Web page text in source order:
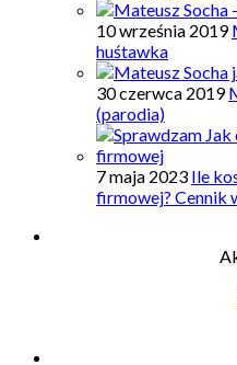
10 września 2019
huśtawka
30 czerwca 2019
(parodia)
7 maja 2023 Ile
firmowej? Cennik